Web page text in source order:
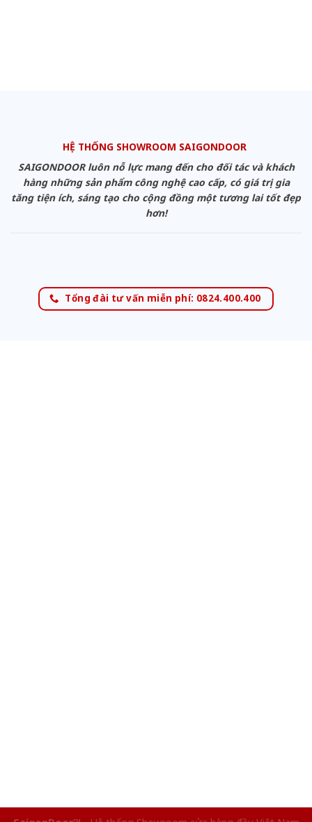
HỆ THỐNG SHOWROOM SAIGONDOOR
SAIGONDOOR luôn nỗ lực mang đến cho đối tác và khách
hàng những sản phẩm công nghệ cao cấp, có giá trị gia
tăng tiện ích, sáng tạo cho cộng đồng một tương lai tốt đẹp
hơn!
Tổng đài tư vấn miễn phí: 0824.400.400